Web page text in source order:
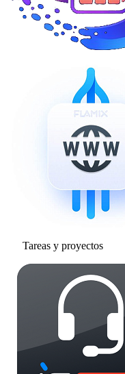
Tareas y proyectos